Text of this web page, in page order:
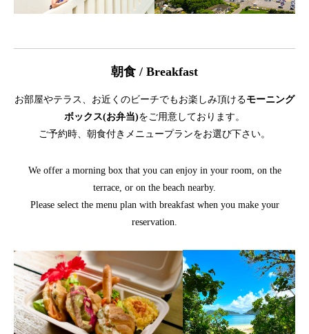
朝食 / Breakfast
お部屋やテラス、お近くのビーチでもお楽しみ頂けるモーニング
ボックス(お弁当)をご用意しております。
ご予約時、朝食付きメニュープランをお選び下さい。
We offer a morning box that you can enjoy in your room, on the
terrace, or on the beach nearby.
Please select the menu plan with breakfast when you make your
reservation.